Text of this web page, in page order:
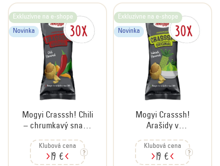
Novinka
Exkluzívne na e-shope
Mogyi Crasssh! Chili
– chrumkavý snack
kartón 30x60 g
Klubová cena
19 €
Novinka
Exkluzívne na e-shope
Mogyi Crasssh!
Arašidy v
s príchuťou wasabi,
kartón 30x60 g
Klubová cena
19 €